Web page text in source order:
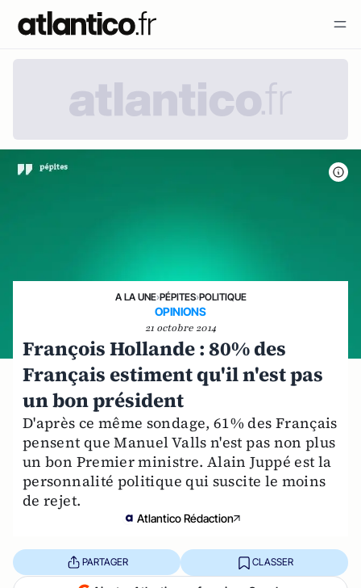
A LA UNE›PÉPITES›POLITIQUE
OPINIONS
21 octobre 2014
François Hollande : 80% des
Français estiment qu'il n'est pas
un bon président
D'après ce même sondage, 61% des Français
pensent que Manuel Valls n'est pas non plus
un bon Premier ministre. Alain Juppé est la
personnalité politique qui suscite le moins
de rejet.
Atlantico Rédaction
PARTAGER CLASSER